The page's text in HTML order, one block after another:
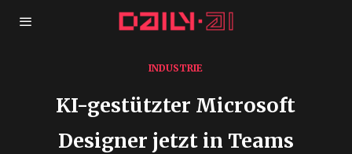
INDUSTRIE
KI-gestützter Microsoft
Designer jetzt in Teams